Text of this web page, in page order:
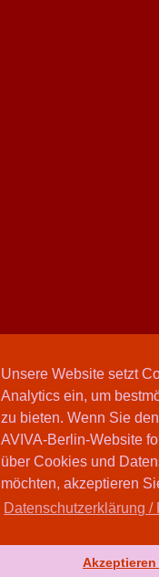
Unsere Website setzt
Analytics ein, um
zu bieten. Wenn Sie
AVIVA-Berlin-Website
über Cookies und
möchten, akzeptieren
Datenschutzerklärung /